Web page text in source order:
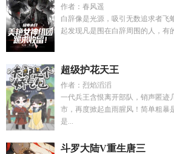
作者：春风遥
白辞像是光源，吸引无数追求者飞
起发现凡是围在白辞周围的人，有
超级护花天王
作者：烈焰滔滔
一代兵王含恨离开部队，销声匿迹
市，再度掀起血雨腥风！简单粗暴
是...
斗罗大陆V重生唐三